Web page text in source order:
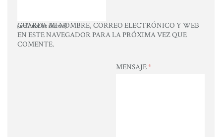
(will not be shared)
GUARDA MI NOMBRE, CORREO ELECTRÓNICO Y WEB
EN ESTE NAVEGADOR PARA LA PRÓXIMA VEZ QUE
COMENTE.
MENSAJE*